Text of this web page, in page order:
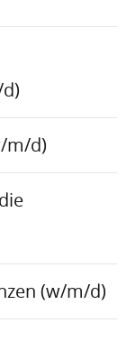
m/d)
(w/m/d)